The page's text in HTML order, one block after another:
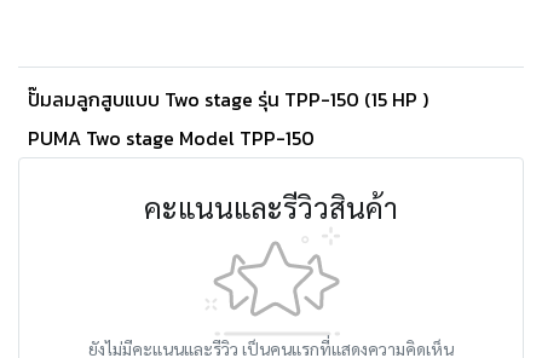
ปั๊มลมลูกสูบแบบ Two stage รุ่น TPP-150 (15 HP )
PUMA Two stage Model TPP-150
คะแนนและรีวิวสินค้า
ยังไม่มีคะแนนและรีวิว เป็นคนแรกที่แสดงความคิดเห็น